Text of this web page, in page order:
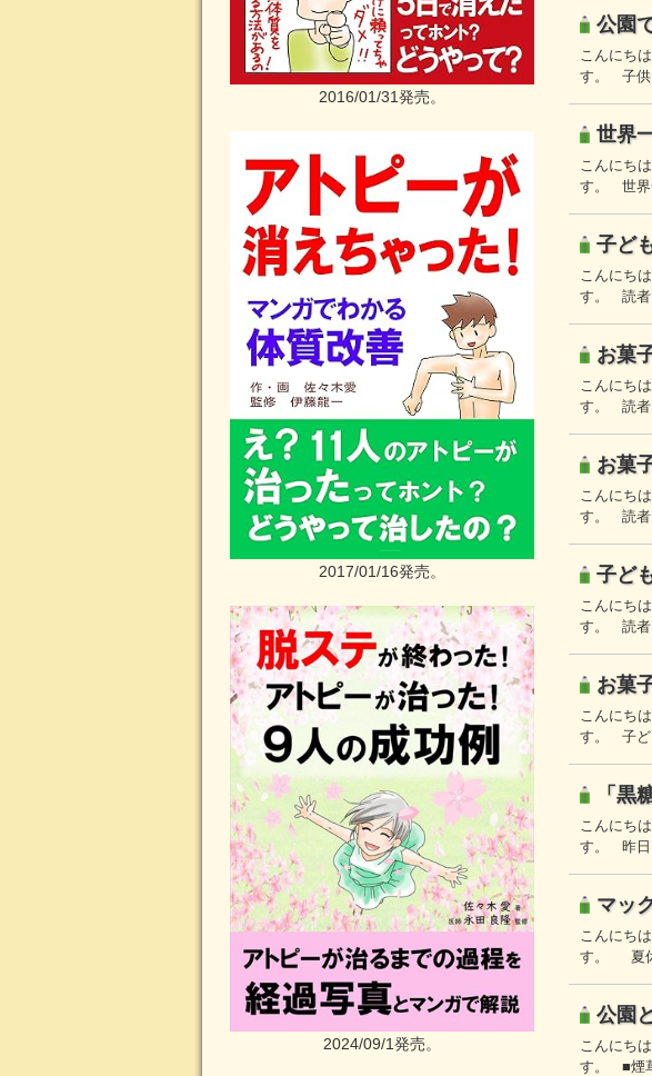
公園
こんにち
す。 子
世界
こんにち
す。 世界
子ど
こんにち
す。 読者
お菓
こんにち
す。 読者
お菓
こんにち
す。 読者
子ど
こんにち
す。 読者
お菓
こんにち
す。 子ど
「黒
こんにち
す。 昨日
マッ
こんにち
す。 夏休
公園
こんにち
す。 ■煙
2016/01/31発売。
2017/01/16発売。
2024/09/1発売。